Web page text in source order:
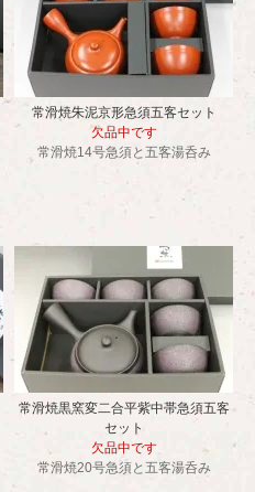
常滑焼朱泥京形急須五客セット
欠品中です
常滑焼14号急須と五客湯呑み
常滑焼黒窯変二合平紫中帯急須五客
セット
欠品中です
常滑焼20号急須と五客湯呑み